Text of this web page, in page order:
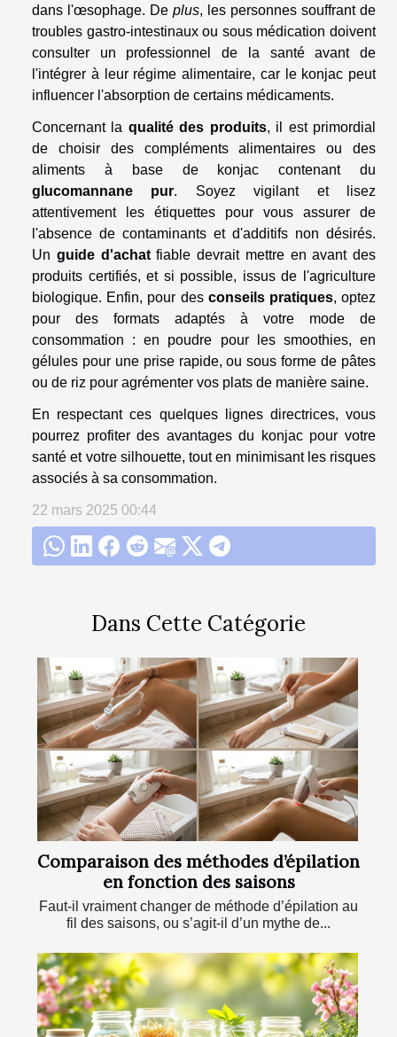
Dans Cette Catégorie
Comparaison des méthodes d’épilation
en fonction des saisons
Faut-il vraiment changer de méthode d’épilation au
fil des saisons, ou s’agit-il d’un mythe de...
dans l'œsophage. De plus, les personnes souffrant de
troubles gastro-intestinaux ou sous médication doivent
consulter un professionnel de la santé avant de
l'intégrer à leur régime alimentaire, car le konjac peut
influencer l'absorption de certains médicaments.
Concernant la qualité des produits, il est primordial
de choisir des compléments alimentaires ou des
aliments à base de konjac contenant du
glucomannane pur. Soyez vigilant et lisez
attentivement les étiquettes pour vous assurer de
l'absence de contaminants et d'additifs non désirés.
Un guide d'achatfiable devrait mettre en avant des
produits certifiés, et si possible, issus de l'agriculture
biologique. Enfin, pour des conseils pratiques, optez
pour des formats adaptés à votre mode de
consommation : en poudre pour les smoothies, en
gélules pour une prise rapide, ou sous forme de pâtes
ou de riz pour agrémenter vos plats de manière saine.
En respectant ces quelques lignes directrices, vous
pourrez profiter des avantages du konjac pour votre
santé et votre silhouette, tout en minimisant les risques
associés à sa consommation.
22 mars 2025 00:44